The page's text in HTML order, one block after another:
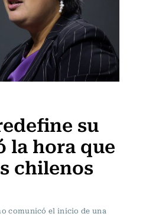
su
la hora que
chilenos
comunicó el inicio de una